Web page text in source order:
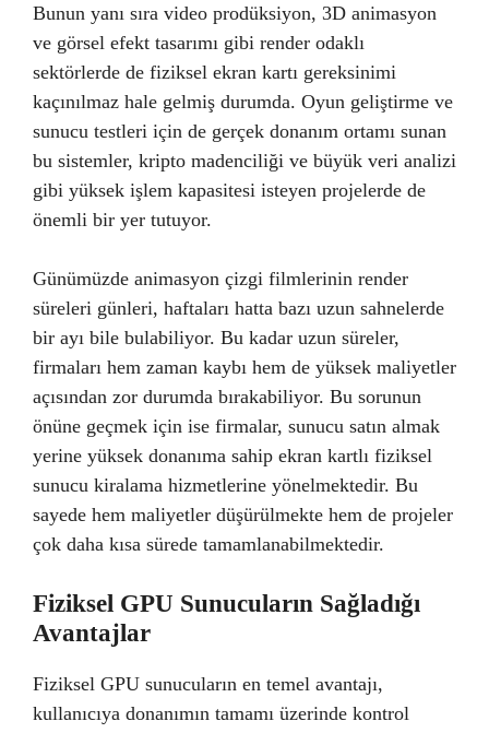
Bunun yanı sıra video prodüksiyon, 3D animasyon
ve görsel efekt tasarımı gibi render odaklı
sektörlerde de fiziksel ekran kartı gereksinimi
kaçınılmaz hale gelmiş durumda. Oyun geliştirme ve
sunucu testleri için de gerçek donanım ortamı sunan
bu sistemler, kripto madenciliği ve büyük veri analizi
gibi yüksek işlem kapasitesi isteyen projelerde de
önemli bir yer tutuyor.
Günümüzde animasyon çizgi filmlerinin render
süreleri günleri, haftaları hatta bazı uzun sahnelerde
bir ayı bile bulabiliyor. Bu kadar uzun süreler,
firmaları hem zaman kaybı hem de yüksek maliyetler
açısından zor durumda bırakabiliyor. Bu sorunun
önüne geçmek için ise firmalar, sunucu satın almak
yerine yüksek donanıma sahip ekran kartlı fiziksel
sunucu kiralama hizmetlerine yönelmektedir. Bu
sayede hem maliyetler düşürülmekte hem de projeler
çok daha kısa sürede tamamlanabilmektedir.
Fiziksel GPU Sunucuların Sağladığı
Avantajlar
Fiziksel GPU sunucuların en temel avantajı,
kullanıcıya donanımın tamamı üzerinde kontrol